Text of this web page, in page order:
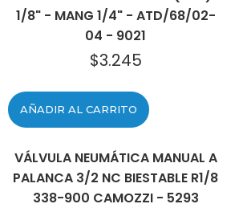
1/8" - MANG 1/4" - ATD/68/02-
04 - 9021
$3.245
AÑADIR AL CARRITO
VÁLVULA NEUMÁTICA MANUAL A
PALANCA 3/2 NC BIESTABLE R1/8
338-900 CAMOZZI - 5293